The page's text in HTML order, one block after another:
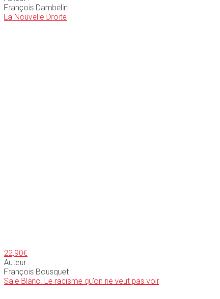
François Dambelin
La Nouvelle Droite
22,90€
Auteur :
François Bousquet
Sale Blanc. Le racisme qu’on ne veut pas voir